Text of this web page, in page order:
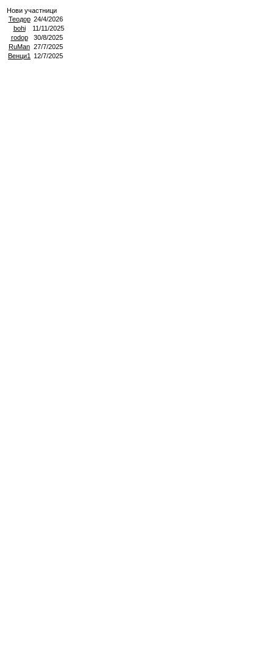
Нови участници
Теодор 24/4/2026
bohi
11/11/2025
rodop
30/8/2025
RuMan 27/7/2025
Венци1
12/7/2025